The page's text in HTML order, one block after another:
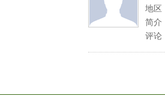
地区
简介
评论